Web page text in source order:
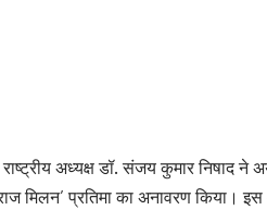
अध्यक्ष डॉ. संजय कुमार निषाद ने
मिलन’ प्रतिमा का अनावरण किया।